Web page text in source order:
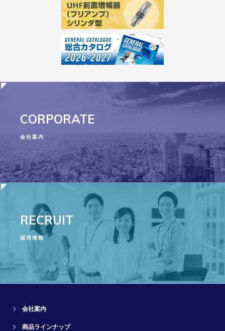
CORPORATE
会社案内
RECRUIT
採用情報
会社案内
商品ラインナップ